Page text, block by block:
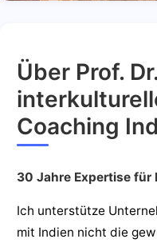
Über Prof.
Coaching
30 Jahre Expertise für
Ich unterstütze
mit Indien nicht die